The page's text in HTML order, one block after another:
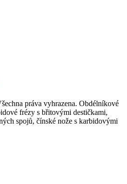
práva vyhrazena. Obdélníkové
frézy s břitovými destičkami,
spojů, čínské nože s karbidovými